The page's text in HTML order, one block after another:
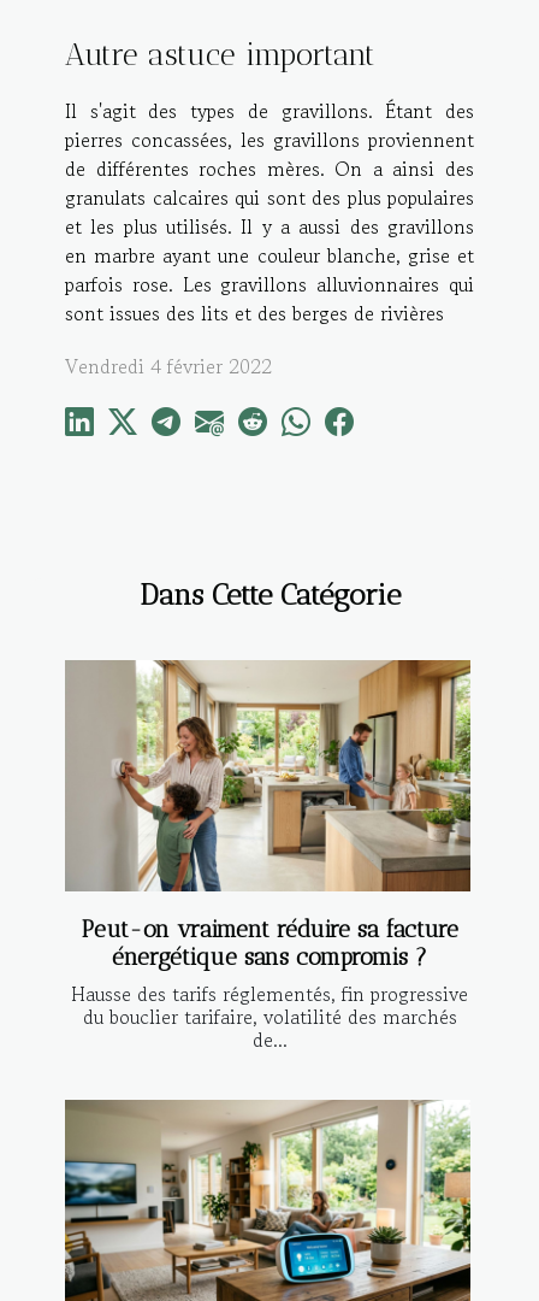
Autre astuce important
Il s'agit des types de gravillons. Étant des
pierres concassées, les gravillons proviennent
de différentes roches mères. On a ainsi des
granulats calcaires qui sont des plus populaires
et les plus utilisés. Il y a aussi des gravillons
en marbre ayant une couleur blanche, grise et
parfois rose. Les gravillons alluvionnaires qui
sont issues des lits et des berges de rivières
Vendredi 4 février 2022
Dans Cette Catégorie
Peut-on vraiment réduire sa facture
énergétique sans compromis ?
Hausse des tarifs réglementés, fin progressive
du bouclier tarifaire, volatilité des marchés
de...